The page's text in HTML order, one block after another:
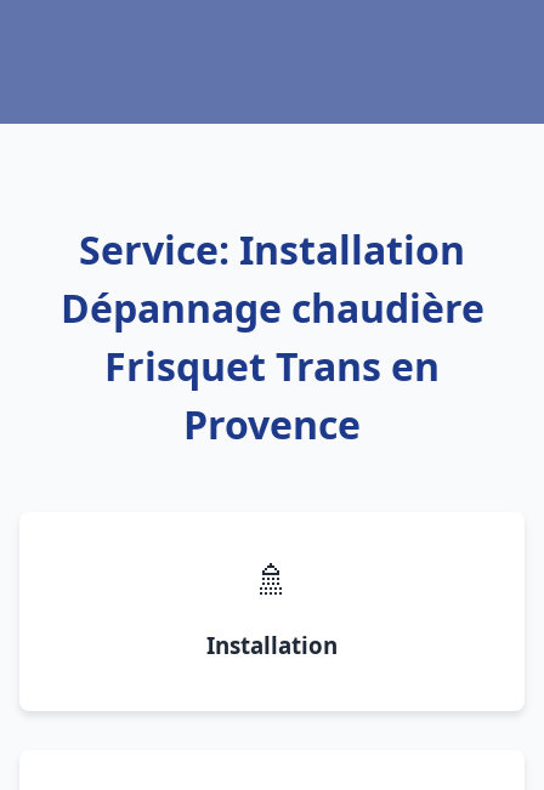
Service: Installation
Dépannage chaudière
Frisquet Trans en
Provence
🚿
Installation